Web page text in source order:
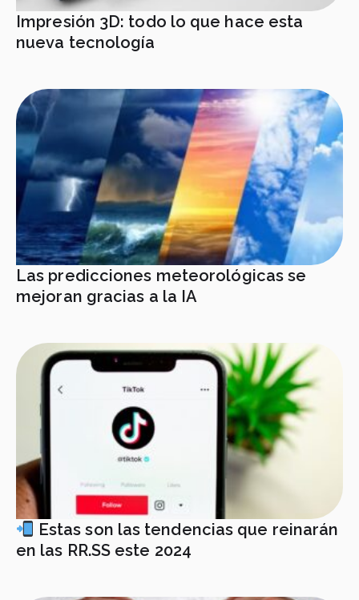
Impresión 3D: todo lo que hace esta
nueva tecnología
Las predicciones meteorológicas se
mejoran gracias a la IA
Estas son las tendencias que reinarán
en las RR.SS este 2024